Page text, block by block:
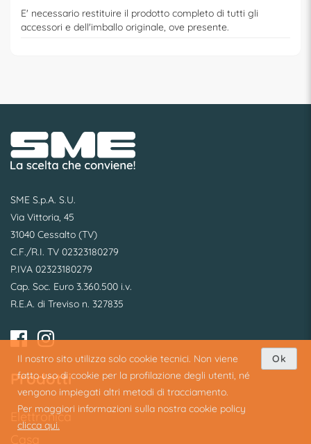
E' necessario restituire il prodotto completo di tutti gli
accessori e dell'imballo originale, ove presente.
Il nostro sito utilizza solo cookie tecnici. Non viene
fatto uso di cookie per la profilazione degli utenti, né
vengono impiegati altri metodi di tracciamento.
Per maggiori informazioni sulla nostra cookie policy
clicca qui.
Ok
SME S.p.A. S.U.
Via Vittoria, 45
31040 Cessalto (TV)
C.F./R.I. TV 02323180279
P.IVA 02323180279
Cap. Soc. Euro 3.360.500 i.v.
R.E.A. di Treviso n. 327835
Prodotti
Elettronica